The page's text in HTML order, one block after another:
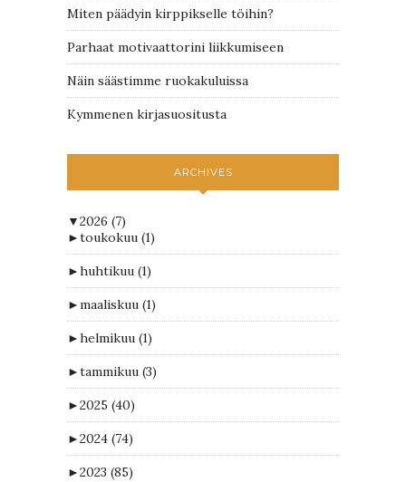
Miten päädyin kirppikselle töihin?
Parhaat motivaattorini liikkumiseen
Näin säästimme ruokakuluissa
Kymmenen kirjasuositusta
ARCHIVES
▼2026 (7)
►toukokuu (1)
►huhtikuu (1)
►maaliskuu (1)
►helmikuu (1)
►tammikuu (3)
►2025 (40)
►2024 (74)
►2023 (85)